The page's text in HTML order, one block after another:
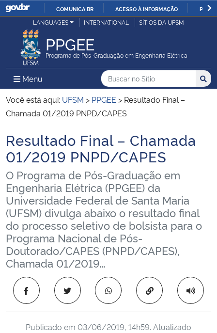
IR
COMUNICA BR ACESSO À INFORMAÇÃO
Ministério da Justiça e Segurança Pública
Ministério da Defesa
Ministério das Relações Exteriores
Ministério da Infraestrutura
Ministério da Agricultura, Pecuária e Abastecimento
Ministério da Educação
Ministério da Cidadania
Ministério da Saúde
Ministério de Minas e Energia
Ministério da Ciência, Tecnologia, Inovações e Comunicações
Ministério do Meio Ambiente
LANGUAGES INTERNATIONAL SÍTIOS DA UFSM
PPGEE
Programa de Pós-Graduação em Engenharia Elétrica
Menu Menu Principal do Sítio
Busca
Buscar no no Sítio
Busca:
Você está aqui: UFSM > PPGEE > Resultado Final –
Chamada 01/2019 PNPD/CAPES
Início do conteúdo
Resultado Final – Chamada
01/2019 PNPD/CAPES
O Programa de Pós-Graduação em
Engenharia Elétrica (PPGEE) da
Universidade Federal de Santa Maria
(UFSM) divulga abaixo o resultado final
do processo seletivo de bolsista para o
Programa Nacional de Pós-
Doutorado/CAPES (PNPD/CAPES),
Chamada 01/2019...
Copiar para área
Publicado em 03/06/2019, 14h59. Atualizado